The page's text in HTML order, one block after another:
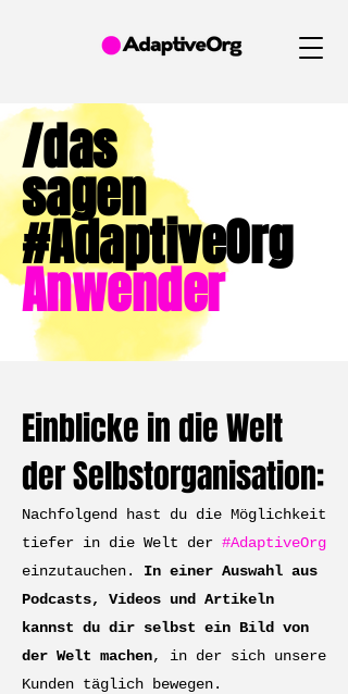
/das
sagen
#AdaptiveOrg
Anwender
Einblicke in die Welt
der Selbstorganisation:
Nachfolgend hast du die Möglichkeit
tiefer in die Welt der #AdaptiveOrg
einzutauchen. In einer Auswahl aus
Podcasts, Videos und Artikeln
kannst du dir selbst ein Bild von
der Welt machen, in der sich unsere
Kunden täglich bewegen.